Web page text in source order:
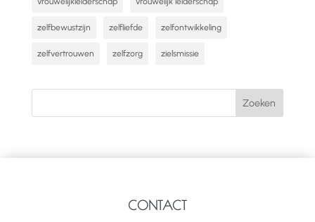
zelfbewustzijn zelfliefde zelfontwikkeling
zelfvertrouwen zelfzorg zielsmissie
CONTACT